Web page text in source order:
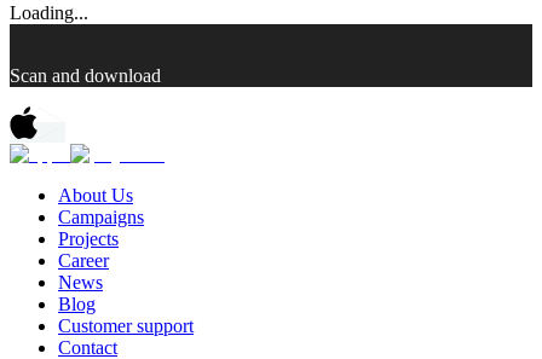
Loading...
Scan and download
About Us
Campaigns
Projects
Career
News
Blog
Customer support
Contact